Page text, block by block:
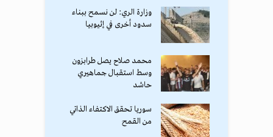
وزارة الري: لن نسمح ببناء
سدود أخرى في إثيوبيا
محمد صلاح يصل طرابزون
وسط استقبال جماهيري
حاشد
سوريا تحقق الاكتفاء الذاتي
من القمح